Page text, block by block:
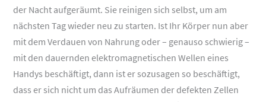
der Nacht aufgeräumt. Sie reinigen sich selbst, um am
nächsten Tag wieder neu zu starten. Ist Ihr Körper nun aber
mit dem Verdauen von Nahrung oder – genauso schwierig –
mit den dauernden elektromagnetischen Wellen eines
Handys beschäftigt, dann ist er sozusagen so beschäftigt,
dass er sich nicht um das Aufräumen der defekten Zellen